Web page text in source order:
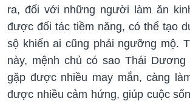
ra, đối với những người làm ăn
được đối tác tiềm năng, có thể tạo
sộ khiến ai cũng phải ngưỡng mộ.
này, mệnh chủ có sao Thái Dương
gặp được nhiều may mắn, càng
được nhiều cảm hứng, giúp cuộc